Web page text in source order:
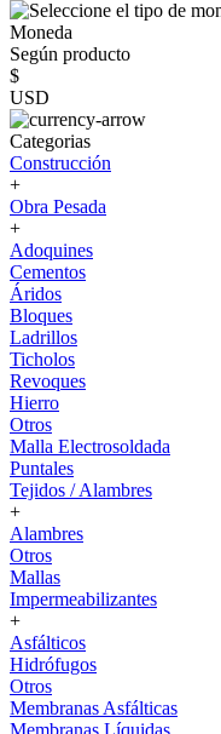
Moneda
Según producto
$
USD
Categorias
Construcción
+
Obra Pesada
+
Adoquines
Cementos
Áridos
Bloques
Ladrillos
Ticholos
Revoques
Hierro
Otros
Malla Electrosoldada
Puntales
Tejidos / Alambres
+
Alambres
Otros
Mallas
Impermeabilizantes
+
Asfálticos
Hidrófugos
Otros
Membranas Asfálticas
Membranas Líquidas